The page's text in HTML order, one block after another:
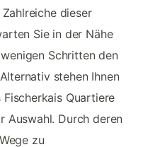
dieser
Sie in der Nähe
Schritten den
stehen Ihnen
Quartiere
Auswahl. Durch deren
zu